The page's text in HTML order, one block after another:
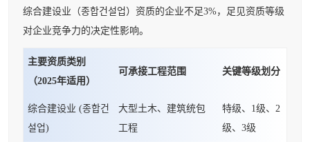
综合建设业（종합건설업）资质的企业不足3%，足见资质等级
对企业竞争力的决定性影响。
主要资质类别
（2025年适用）
可承接工程范围 关键等级划分
综合建设业 (종합건
설업)
大型土木、建筑统包
工程
特级、1级、2
级、3级